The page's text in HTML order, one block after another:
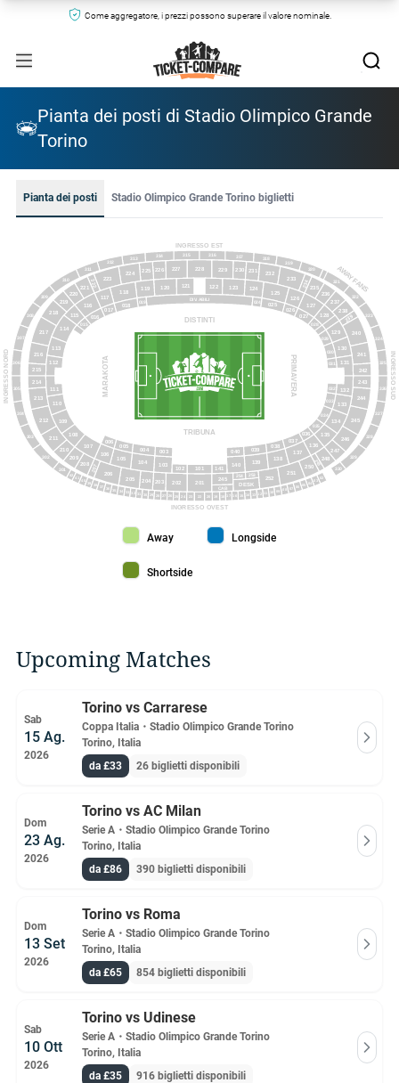
Come aggregatore, i prezzi possono superare il valore nominale.
Pianta dei posti di Stadio Olimpico Grande
Torino
Pianta dei posti Stadio Olimpico Grande Torino biglietti
003
004
005
006
015
016
017
018 019 024 025
026
027
028
029
030
031
032
033
034
035
036
037
038
039
040
101
102
103
104
105
106
107
108
109
110
111
112
113
114
115
116
117
118
119 120 121 122 123 124
125
126
127
128
129
130
131
132
133
134
135
136
137
138
139
140
141
201
202
203
204
205
206
207
208
209
210
211
212
213
214
215
216
217
218
219
220
221 222 223
224 225 226 227 228 229 230 231
232
233
234235
236
237
238
239
240
241
242
243
244
245
246
247
248
249
250
251
252
253
254
245
DESK
CAB
301
302
303
304
305
306
307
308
309
310
312
314 315 316
318
319
320
322
323
324
325
326
327
328
329
330
02
03
04
05
06
07
08
09
10
11
12
13
14
15
16
17
18
19
20
22
23
24
25
26
27
28
29
30
31
32
33
34
35
36
37
38
39
40
41
42
DIV. ABILI
DISTINTI
TRIBUNA
MARAKOTA PRIMAVERA
INGRESSO EST
INGRESSO SUD
INGRESSO OVEST
INGRESSO NORD
AWAY FANS
Away color
Away Longside color
Longside
Shortside color
Shortside
Upcoming Matches
Sab
15 Ag.
2026
Torino vs Carrarese
Coppa Italia ・ Stadio Olimpico Grande Torino
Torino, Italia
da £33
26 biglietti disponibili
Dom
23 Ag.
2026
Torino vs AC Milan
Serie A ・ Stadio Olimpico Grande Torino
Torino, Italia
da £86
390 biglietti disponibili
Dom
13 Set
2026
Torino vs Roma
Serie A ・ Stadio Olimpico Grande Torino
Torino, Italia
da £65
854 biglietti disponibili
Sab
10 Ott
2026
Torino vs Udinese
Serie A ・ Stadio Olimpico Grande Torino
Torino, Italia
da £35
916 biglietti disponibili